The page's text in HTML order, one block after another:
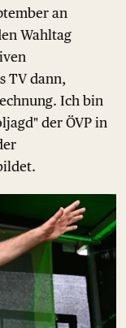
an
Wahltag
TV dann,
Ich bin
der ÖVP in